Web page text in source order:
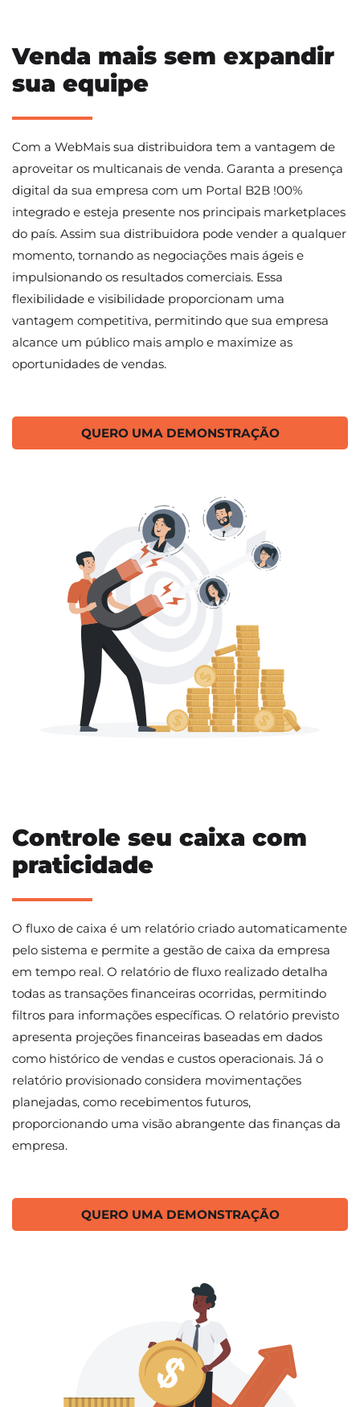
Venda mais sem expandir
sua equipe
Com a WebMais sua distribuidora tem a vantagem de
aproveitar os multicanais de venda. Garanta a presença
digital da sua empresa com um Portal B2B !00%
integrado e esteja presente nos principais marketplaces
do país. Assim sua distribuidora pode vender a qualquer
momento, tornando as negociações mais ágeis e
impulsionando os resultados comerciais. Essa
flexibilidade e visibilidade proporcionam uma
vantagem competitiva, permitindo que sua empresa
alcance um público mais amplo e maximize as
oportunidades de vendas.
QUERO UMA DEMONSTRAÇÃO
Controle seu caixa com
praticidade
O fluxo de caixa é um relatório criado automaticamente
pelo sistema e permite a gestão de caixa da empresa
em tempo real. O relatório de fluxo realizado detalha
todas as transações financeiras ocorridas, permitindo
filtros para informações específicas. O relatório previsto
apresenta projeções financeiras baseadas em dados
como histórico de vendas e custos operacionais. Já o
relatório provisionado considera movimentações
planejadas, como recebimentos futuros,
proporcionando uma visão abrangente das finanças da
empresa.
QUERO UMA DEMONSTRAÇÃO